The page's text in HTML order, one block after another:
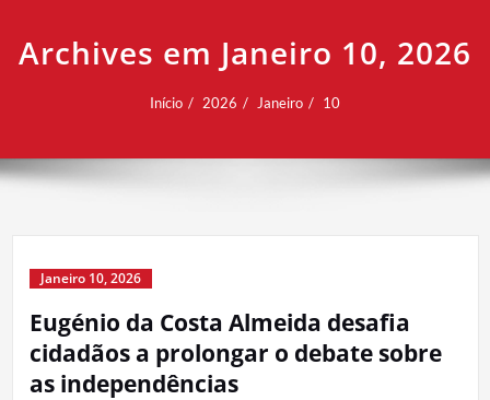
Archives em Janeiro 10, 2026
Início 2026 Janeiro 10
Janeiro 10, 2026
Eugénio da Costa Almeida desafia
cidadãos a prolongar o debate sobre
as independências